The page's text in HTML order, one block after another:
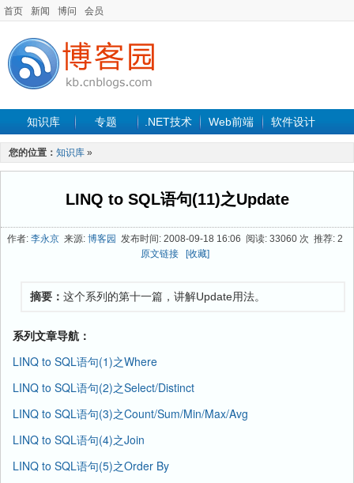
首页 新闻 博问 会员
知识库 专题 .NET技术 Web前端 软件设计
手机开发
最新文章
您的位置： 知识库 »
LINQ to SQL语句(11)之Update
作者: 李永京来源: 博客园 发布时间: 2008-09-18 16:06 阅读: 33060 次 推荐: 2
原文链接
[收藏]
摘要： 这个系列的第十一篇，讲解Update用法。
系列文章导航：
LINQ to SQL语句(1)之Where
LINQ to SQL语句(2)之Select/Distinct
LINQ to SQL语句(3)之Count/Sum/Min/Max/Avg
LINQ to SQL语句(4)之Join
LINQ to SQL语句(5)之Order By